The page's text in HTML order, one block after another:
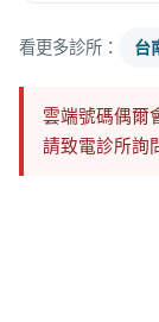
看更多診所： 台
雲端號碼偶爾
請致電診所詢